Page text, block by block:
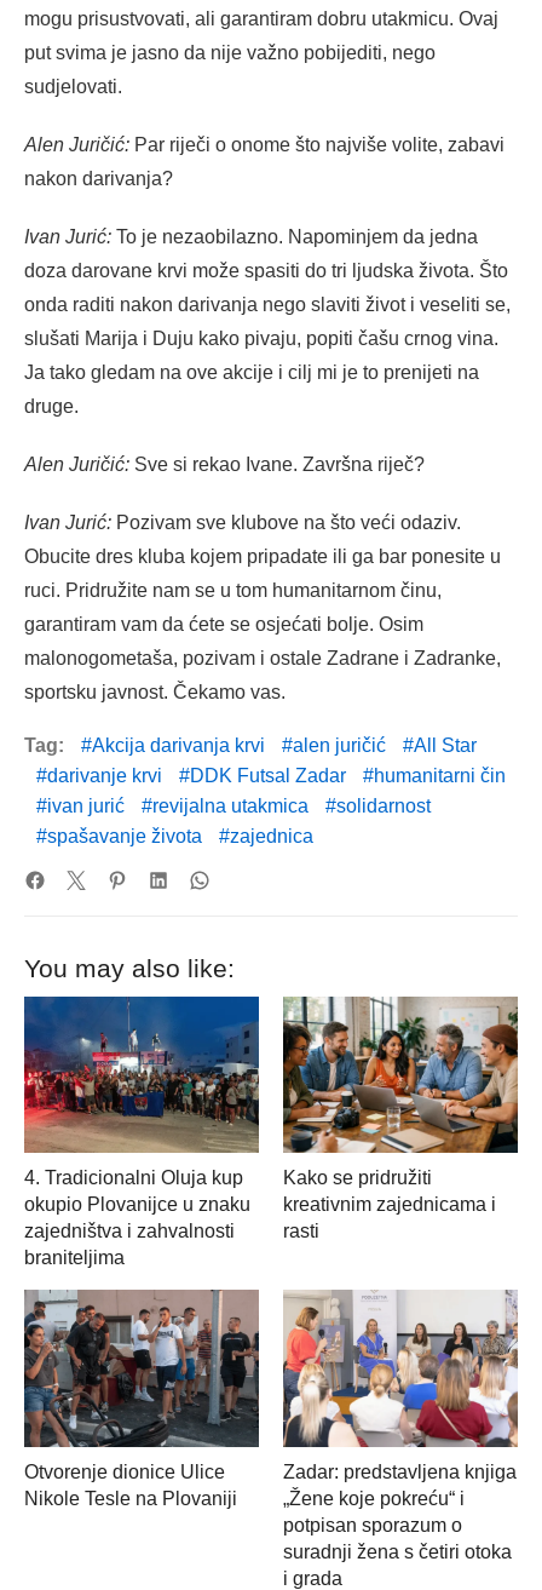
mogu prisustvovati, ali garantiram dobru utakmicu. Ovaj
put svima je jasno da nije važno pobijediti, nego
sudjelovati.
Alen Juričić: Par riječi o onome što najviše volite, zabavi
nakon darivanja?
Ivan Jurić: To je nezaobilazno. Napominjem da jedna
doza darovane krvi može spasiti do tri ljudska života. Što
onda raditi nakon darivanja nego slaviti život i veseliti se,
slušati Marija i Duju kako pivaju, popiti čašu crnog vina.
Ja tako gledam na ove akcije i cilj mi je to prenijeti na
druge.
Alen Juričić: Sve si rekao Ivane. Završna riječ?
Ivan Jurić: Pozivam sve klubove na što veći odaziv.
Obucite dres kluba kojem pripadate ili ga bar ponesite u
ruci. Pridružite nam se u tom humanitarnom činu,
garantiram vam da ćete se osjećati bolje. Osim
malonogometaša, pozivam i ostale Zadrane i Zadranke,
sportsku javnost. Čekamo vas.
Tag: Akcija darivanja krvi alen juričić
All Star
darivanje krvi
DDK Futsal Zadar
humanitarni čin
ivan jurić
revijalna utakmica
solidarnost
spašavanje života
zajednica
You may also like:
4. Tradicionalni Oluja kup
okupio Plovanijce u znaku
zajedništva i zahvalnosti
braniteljima
Kako se pridružiti
kreativnim zajednicama i
rasti
Otvorenje dionice Ulice
Nikole Tesle na Plovaniji
Zadar: predstavljena knjiga
„Žene koje pokreću“ i
potpisan sporazum o
suradnji žena s četiri otoka
i grada